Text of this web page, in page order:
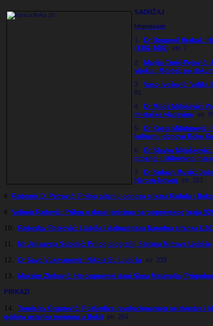
SADRŽAJ
Impresum
1.
Dr Bogumil Hrabak:
(1382-1482) str. 7
2.
Marija Crnić-Pejović:
vijeku : Mojdež po
3.
Vaso Ivošević: Veliki
81
4.
Dr Miloš Milošević:
mletačke vladavine str.
5.
Dr Kosta Milutinović:
kulturnu obnovu Boke
6.
Dr Slavko
proznoj i stihovanoj
7.
Dr Srđaan Musić:
Herceg-Novog str. 151
8. Radomir D. Petrović: Prilog pitanju odnosa slikara Radula i
9. Velimir Radović: Prilog o doseljenicima hercegnovskog kraja
10. Radoslav Rotković: Ljubiša i dalmatinska Narodna stranka
11. Mr Jelisaveta Subotić: Prilog biografiji Stefana Mitrova Ljubiše
12. Dr Savo Vukmanović: Nikola St. Ljubiša str. 233
13. Maksim Zloković: Hercegnovski dani Sima Matavulja
PRIKAZI
14. Tomislav Grgurević: Posljedice revolucionarnog neiskustva i
godina ustanka mornara u Boki) str. 269